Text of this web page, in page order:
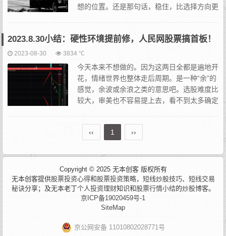
想的位置。还是那句话，稳住，比选择方向更
2023.8.30小结：硬性环境提前修，人民网股票搞首板！
2023-08-30 3834 ℃
今天本来不想做的。因为这两日全都是遍地开
花，情绪世界也整体走后周期。是一种“余”的
感觉，余波或余浪之类的意思吧。选股难度比
较大，审美也不容易提上去，看不到太多确定
的心态搞搞，就找了个超级老屁股。主要也是因为昨天得去医院...
‹‹
1 ››
Copyright © 2025 无本创客 版权所有
无本创客提供股票投资心得和 股票投资策略， 短线炒股技巧、 短线交易
秘诀分享；及无本老丁个人投资理财知识和 股票行情小结的炒股博客。
京ICP备19020459号-1
SiteMap
京公网安备 11010802028771号